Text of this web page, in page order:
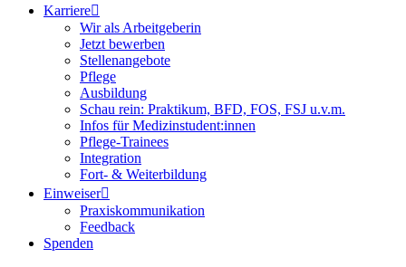
Karriere
Wir als Arbeitgeberin
Jetzt bewerben
Stellenangebote
Pflege
Ausbildung
Schau rein: Praktikum, BFD, FOS, FSJ u.v.m.
Infos für Medizinstudent:innen
Pflege-Trainees
Integration
Fort- & Weiterbildung
Einweiser
Praxiskommunikation
Feedback
Spenden